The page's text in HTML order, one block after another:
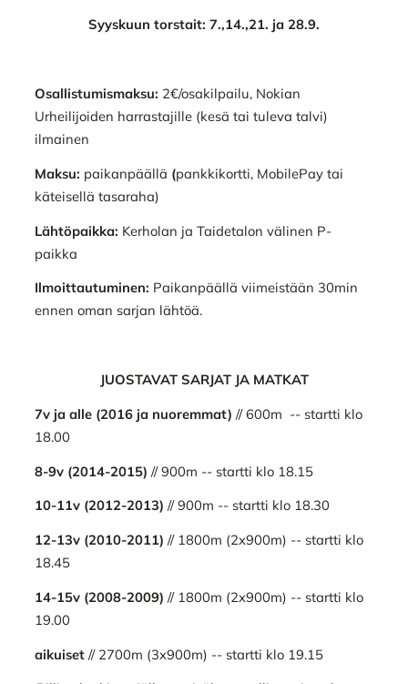
Syyskuun torstait: 7.,14.,21. ja 28.9.
Osallistumismaksu: 2€/osakilpailu, Nokian
Urheilijoiden harrastajille (kesä tai tuleva talvi)
ilmainen
Maksu: paikanpäällä (pankkikortti, MobilePay tai
käteisellä tasaraha)
Lähtöpaikka: Kerholan ja Taidetalon välinen P-
paikka
Ilmoittautuminen: Paikanpäällä viimeistään 30min
ennen oman sarjan lähtöä.
JUOSTAVAT SARJAT JA MATKAT
7v ja alle (2016 ja nuoremmat) // 600m -- startti klo
18.00
8-9v (2014-2015) // 900m -- startti klo 18.15
10-11v (2012-2013) // 900m -- startti klo 18.30
12-13v (2010-2011) // 1800m (2x900m) -- startti klo
18.45
14-15v (2008-2009) // 1800m (2x900m) -- startti klo
19.00
aikuiset// 2700m (3x900m) -- startti klo 19.15